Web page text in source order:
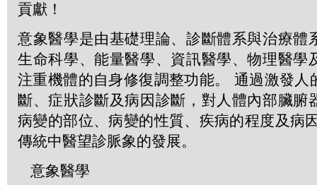
貢獻！
意象醫學是由基礎理論、診斷體系與治療體
生命科學、能量醫學、資訊醫學、物理醫學
注重機體的自身修復調整功能。 通過激發人
斷、症狀診斷及病因診斷，對人體內部臟腑
病變的部位、病變的性質、疾病的程度及病
傳統中醫望診脈象的發展。
意象醫學